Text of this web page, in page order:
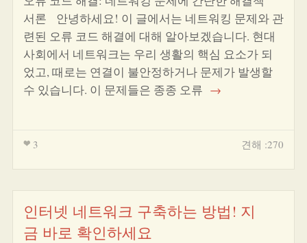
서론 안녕하세요! 이 글에서는 네트워킹 문제와 관
련된 오류 코드 해결에 대해 알아보겠습니다. 현대
사회에서 네트워크는 우리 생활의 핵심 요소가 되
었고, 때로는 연결이 불안정하거나 문제가 발생할
수 있습니다. 이 문제들은 종종 오류 →
3 견해 :270
인터넷 네트워크 구축하는 방법! 지
금 바로 확인하세요